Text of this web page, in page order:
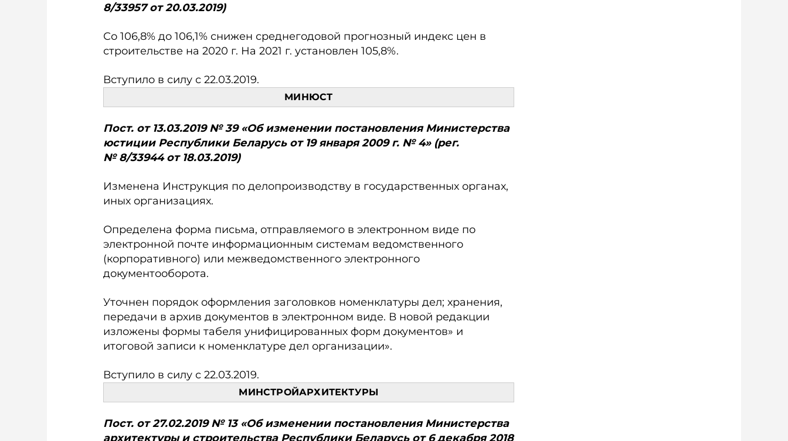
8/33957 от 20.03.2019)
Со 106,8% до 106,1% снижен среднегодовой прог­нозный индекс цен в
строительстве на 2020 г. На 2021 г. установлен 105,8%.
Вступило в силу с 22.03.2019.
МИНЮСТ
Пост. от 13.03.2019 № 39 «Об изменении постановления Министерства
юстиции Республики Беларусь от 19 января 2009 г. № 4» (рег.
№ 8/33944 от 18.03.2019)
Изменена Инструкция по делопроизводству в государственных органах,
иных организациях.
Определена форма письма, отправляемого в электронном виде по
электронной почте информационным системам ведомственного
(корпоративного) или межведомственного электронного
документооборота.
Уточнен порядок оформления заголовков номенклатуры дел; хранения,
передачи в архив документов в электронном виде. В новой редакции
изложены формы табеля унифицированных форм документов» и
итоговой записи к номенклатуре дел организации».
Вступило в силу с 22.03.2019.
МИНСТРОЙАРХИТЕКТУРЫ
Пост. от 27.02.2019 № 13 «Об изменении по­становления Министерства
архитектуры и стро­ительства Республики Беларусь от 6 декабря 2018